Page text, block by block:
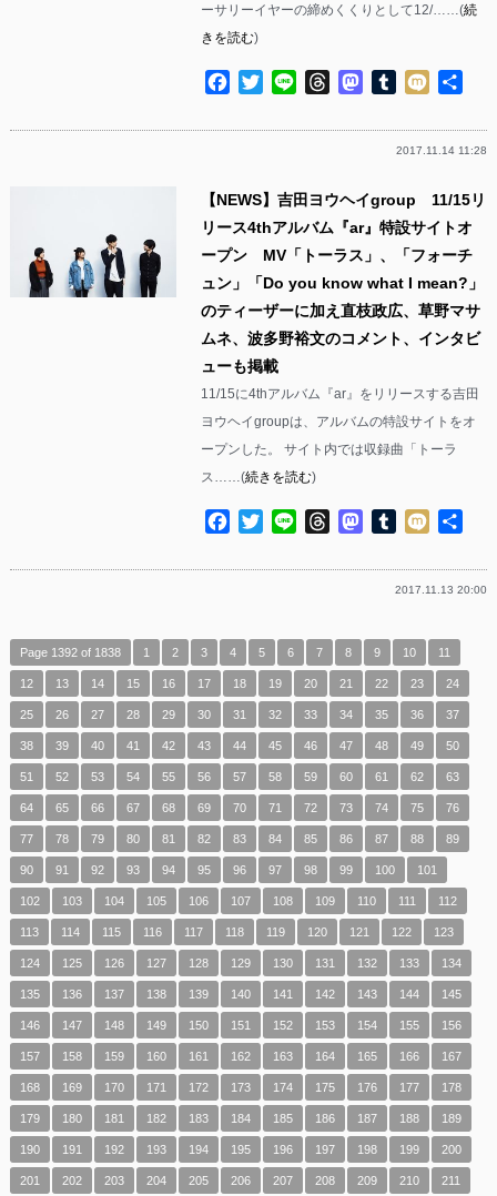
ーサリーイヤーの締めくくりとして12/……(続
きを読む)
Facebook
TwitterLine ThreadsMastodon
Tumblr
Mixi
2017.11.14 11:28
【NEWS】吉田ヨウヘイgroup 11/15リ
リース4thアルバム『ar』特設サイトオ
ープン MV「トーラス」、「フォーチ
ュン」「Do you know what I mean?」
のティーザーに加え直枝政広、草野マサ
ムネ、波多野裕文のコメント、インタビ
ューも掲載
11/15に4thアルバム『ar』をリリースする吉田
ヨウヘイgroupは、アルバムの特設サイトをオ
ープンした。 サイト内では収録曲「トーラ
ス……(続きを読む)
Facebook
TwitterLine ThreadsMastodon
Tumblr
Mixi
2017.11.13 20:00
Page 1392 of 1838 1 2 3 4 5 6 7 8 9 10 11
12 13 14 15 16 17 18 19 20 21 22 23 24
25 26 27 28 29 30 31 32 33 34 35 36 37
38 39 40 41 42 43 44 45 46 47 48 49 50
51 52 53 54 55 56 57 58 59 60 61 62 63
64 65 66 67 68 69 70 71 72 73 74 75 76
77 78 79 80 81 82 83 84 85 86 87 88 89
90 91 92 93 94 95 96 97 98 99 100 101
102 103 104 105 106 107 108 109 110 111 112
113 114 115 116 117 118 119 120 121 122 123
124 125 126 127 128 129 130 131 132 133 134
135 136 137 138 139 140 141 142 143 144 145
146 147 148 149 150 151 152 153 154 155 156
157 158 159 160 161 162 163 164 165 166 167
168 169 170 171 172 173 174 175 176 177 178
179 180 181 182 183 184 185 186 187 188 189
190 191 192 193 194 195 196 197 198 199 200
201 202 203 204 205 206 207 208 209 210 211